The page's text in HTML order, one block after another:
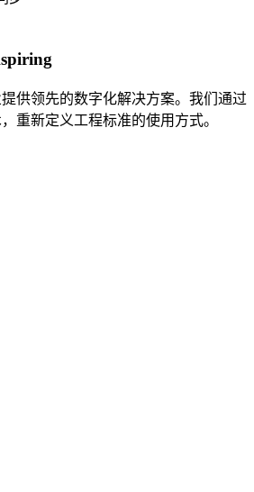
供领先的数字化解决方案。我们通过
重新定义工程标准的使用方式。